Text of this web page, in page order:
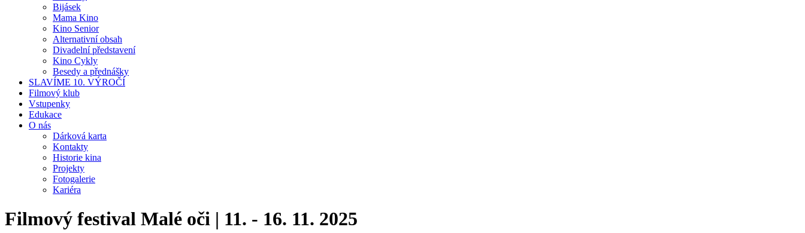
Bijásek
Mama Kino
Kino Senior
Alternativní obsah
Divadelní představení
Kino Cykly
Besedy a přednášky
SLAVÍME 10. VÝROČÍ
Filmový klub
Vstupenky
Edukace
O nás
Dárková karta
Kontakty
Historie kina
Projekty
Fotogalerie
Kariéra
Filmový festival Malé oči | 11. - 16. 11. 2025